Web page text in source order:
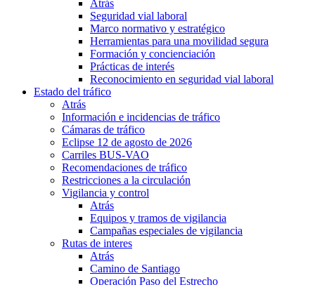
Atrás
Seguridad vial laboral
Marco normativo y estratégico
Herramientas para una movilidad segura
Formación y concienciación
Prácticas de interés
Reconocimiento en seguridad vial laboral
Estado del tráfico
Atrás
Información e incidencias de tráfico
Cámaras de tráfico
Eclipse 12 de agosto de 2026
Carriles BUS-VAO
Recomendaciones de tráfico
Restricciones a la circulación
Vigilancia y control
Atrás
Equipos y tramos de vigilancia
Campañas especiales de vigilancia
Rutas de interes
Atrás
Camino de Santiago
Operación Paso del Estrecho